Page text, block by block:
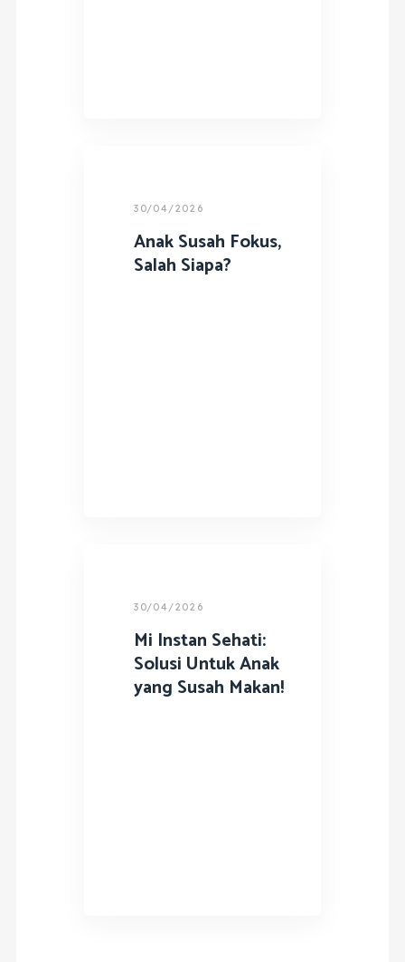
30/04/2026
Anak Susah Fokus,
Salah Siapa?
30/04/2026
Mi Instan Sehati:
Solusi Untuk Anak
yang Susah Makan!